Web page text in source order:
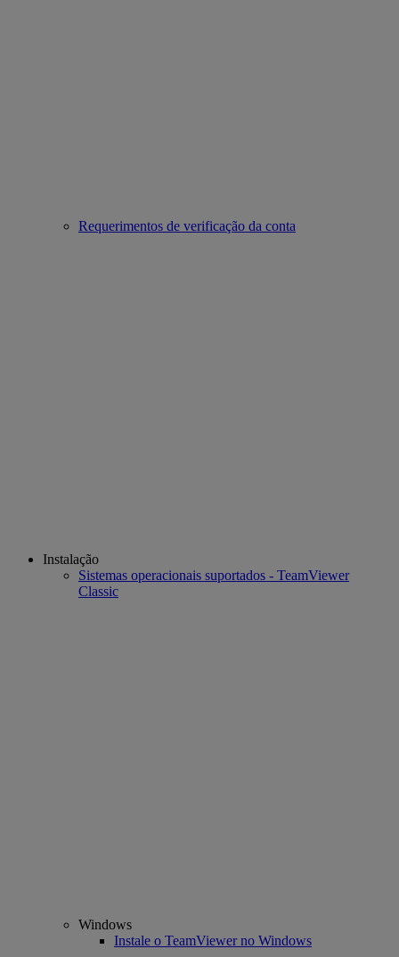
Requerimentos de verificação da conta
Instalação
Sistemas operacionais suportados - TeamViewer
Classic
Windows
Instale o TeamViewer no Windows